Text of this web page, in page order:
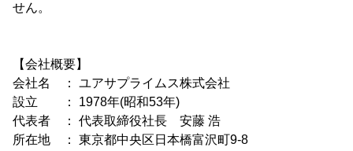
せん。
【会社概要】
会社名 ： ユアサプライムス株式会社
設立 ： 1978年(昭和53年)
代表者 ： 代表取締役社長 安藤 浩
所在地 ： 東京都中央区日本橋富沢町9-8